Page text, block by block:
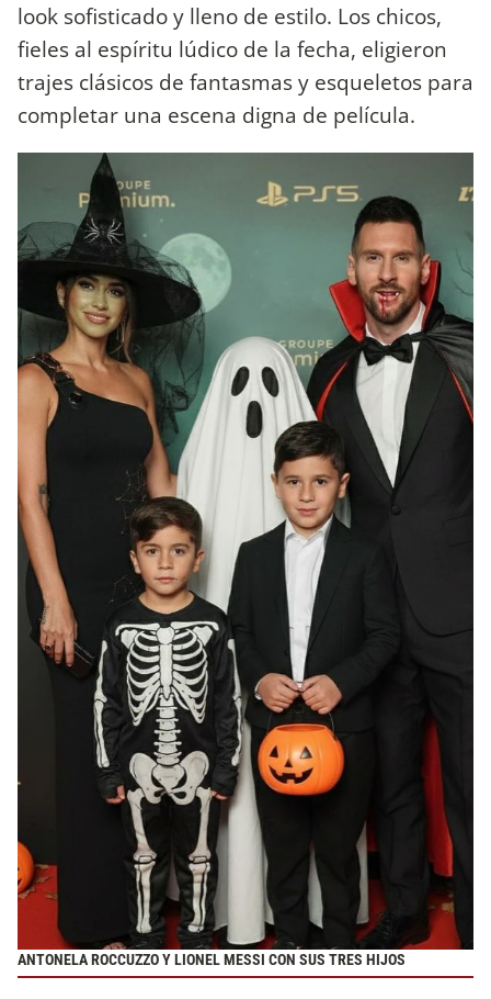
look sofisticado y lleno de estilo. Los chicos,
fieles al espíritu lúdico de la fecha, eligieron
trajes clásicos de fantasmas y esqueletos para
completar una escena digna de película.
ANTONELA ROCCUZZO Y LIONEL MESSI CON SUS TRES HIJOS